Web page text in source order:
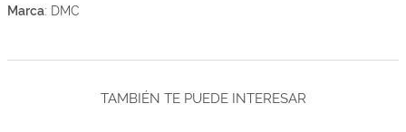
Marca: DMC
TAMBIÉN TE PUEDE INTERESAR